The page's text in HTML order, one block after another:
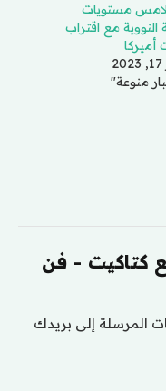
مستويات
النووية مع اقتراب
أميركا
منوعة"
كتاكيت - فن
المرسلة إلى بريدك